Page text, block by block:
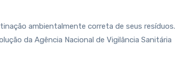
ambientalmente correta de seus resíduos.
da Agência Nacional de Vigilância Sanitária